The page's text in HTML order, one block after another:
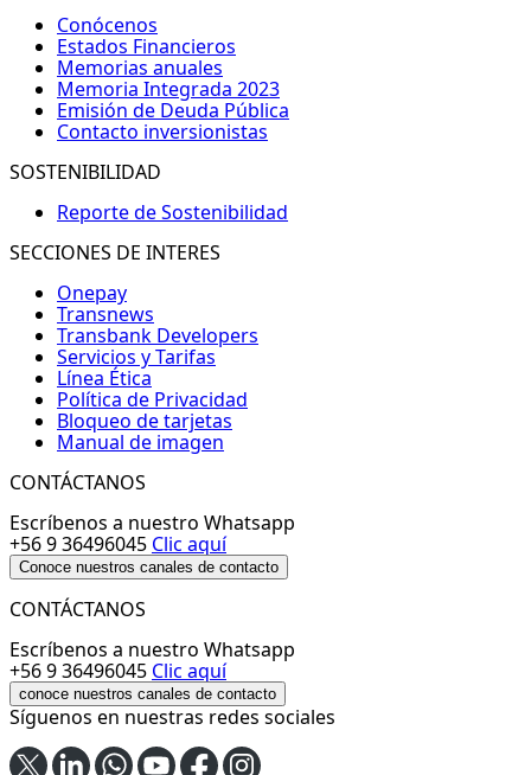
Conócenos
Estados Financieros
Memorias anuales
Memoria Integrada 2023
Emisión de Deuda Pública
Contacto inversionistas
SOSTENIBILIDAD
Reporte de Sostenibilidad
SECCIONES DE INTERES
Onepay
Transnews
Transbank Developers
Servicios y Tarifas
Línea Ética
Política de Privacidad
Bloqueo de tarjetas
Manual de imagen
CONTÁCTANOS
Escríbenos a nuestro Whatsapp
+56 9 36496045 Clic aquí
Conoce nuestros canales de contacto
CONTÁCTANOS
Escríbenos a nuestro Whatsapp
+56 9 36496045 Clic aquí
conoce nuestros canales de contacto
Síguenos en nuestras redes sociales